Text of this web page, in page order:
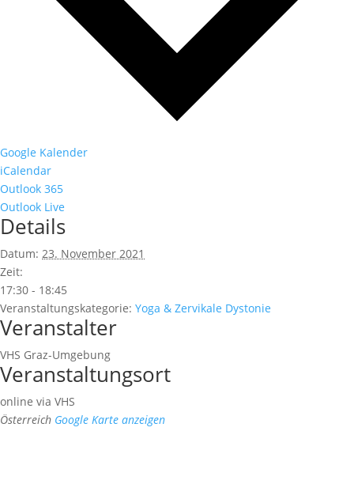
Google Kalender
iCalendar
Outlook 365
Outlook Live
Details
Datum: 23. November 2021
Zeit:
17:30 - 18:45
Veranstaltungskategorie: Yoga & Zervikale Dystonie
Veranstalter
VHS Graz-Umgebung
Veranstaltungsort
online via VHS
Österreich Google Karte anzeigen